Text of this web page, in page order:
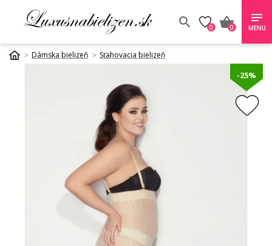
0 0 MENU
Dámska bielizeň Sťahovacia bielizeň
-25%